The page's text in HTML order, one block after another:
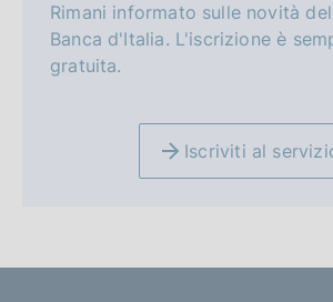
Rimani informato sulle novità
Banca d'Italia. L'iscrizione è
gratuita.
Iscriviti al